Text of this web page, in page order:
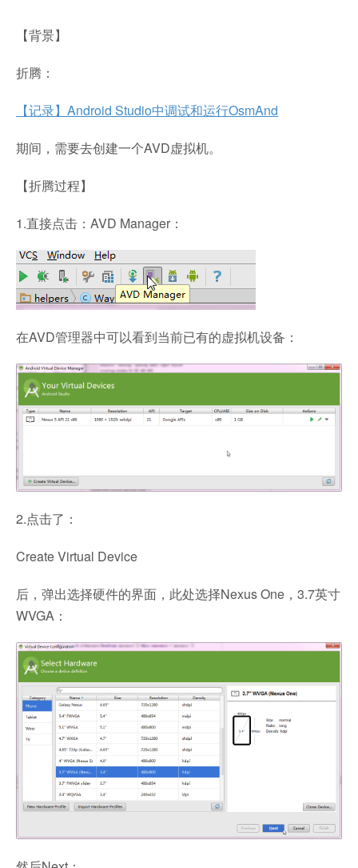
【背景】
折腾：
【记录】Android Studio中调试和运行OsmAnd
期间，需要去创建一个AVD虚拟机。
【折腾过程】
1.直接点击：AVD Manager：
在AVD管理器中可以看到当前已有的虚拟机设备：
2.点击了：
Create Virtual Device
后，弹出选择硬件的界面，此处选择Nexus One，3.7英寸
WVGA：